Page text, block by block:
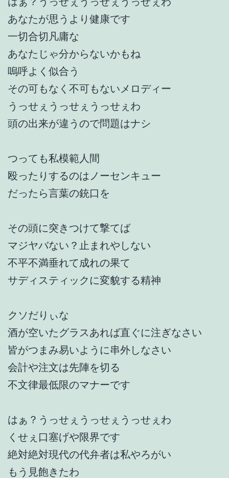
あなたが思うより健康です
一切合切凡庸な
あなたじゃ分からないかもね
嗚呼よく似合う
その可もなく不可もないメロディー
うっせぇうっせぇうっせぇわ
頭の出来が違うので問題はナシ
つっても私模範人間
殴ったりするのはノーセンキュー
だったら言葉の銃口を
その頭に突きつけて撃てば
マジヤバない？止まれやしない
不平不満垂れて成れの果て
サディスティックに変貌する精神
クソだりぃな
酒が空いたグラスあれば直ぐに注ぎなさい
皆がつまみ易いように串外しなさい
会計や注文は先陣を切る
不文律最低限のマナーです
はぁ？うっせぇうっせぇうっせぇわ
くせぇ口塞げや限界です
絶対絶対現代の代弁者は私やろがい
もう見飽きたわ